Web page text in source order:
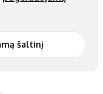
šaltinį